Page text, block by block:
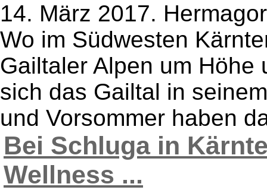
14. März 2017.
Wo im Südwesten
Gailtaler Alpen um
sich das Gailtal in
und Vorsommer haben
Bei Schluga in
Wellness ...